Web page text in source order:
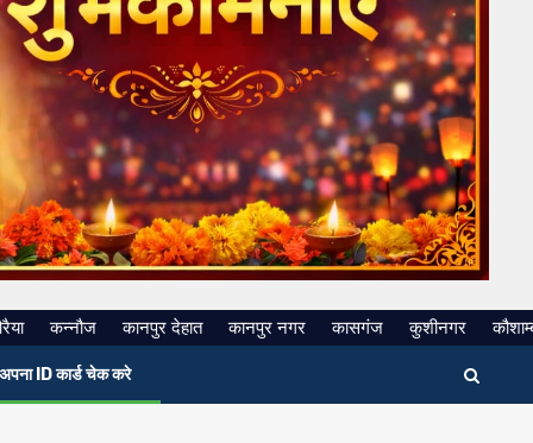
कन्नौज कानपुर देहात कानपुर नगर कासगंज कुशीनगर
अपना ID कार्ड चेक करे